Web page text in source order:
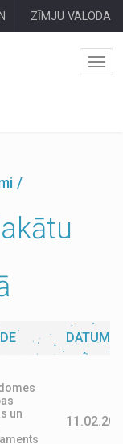
ZĪMJU VALODA
DATUMS
un